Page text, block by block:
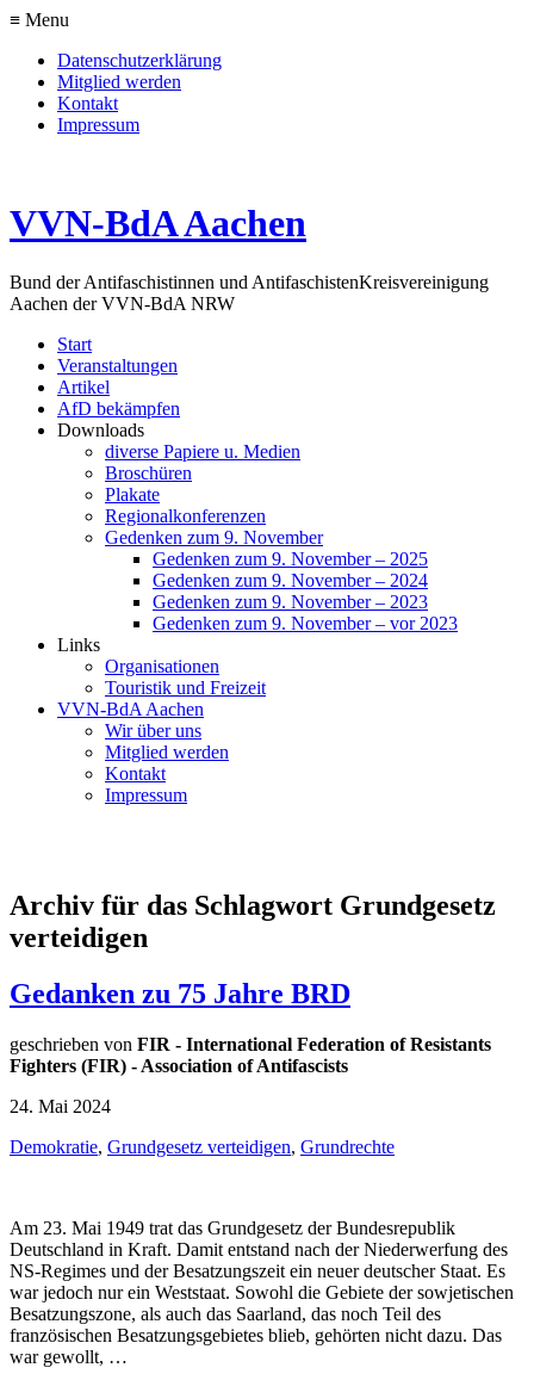
≡ Menu
Datenschutzerklärung
Mitglied werden
Kontakt
Impressum
VVN-BdA Aachen
Bund der Antifaschistinnen und AntifaschistenKreisvereinigung
Aachen der VVN-BdA NRW
Start
Veranstaltungen
Artikel
AfD bekämpfen
Downloads
diverse Papiere u. Medien
Broschüren
Plakate
Regionalkonferenzen
Gedenken zum 9. November
Gedenken zum 9. November – 2025
Gedenken zum 9. November – 2024
Gedenken zum 9. November – 2023
Gedenken zum 9. November – vor 2023
Links
Organisationen
Touristik und Freizeit
VVN-BdA Aachen
Wir über uns
Mitglied werden
Kontakt
Impressum
Archiv für das Schlagwort Grundgesetz
verteidigen
Gedanken zu 75 Jahre BRD
geschrieben von FIR - International Federation of Resistants
Fighters (FIR) - Association of Antifascists
24. Mai 2024
Demokratie, Grundgesetz verteidigen, Grundrechte
Am 23. Mai 1949 trat das Grundgesetz der Bundesrepublik
Deutschland in Kraft. Damit entstand nach der Niederwerfung des
NS-Regimes und der Besatzungszeit ein neuer deutscher Staat. Es
war jedoch nur ein Weststaat. Sowohl die Gebiete der sowjetischen
Besatzungszone, als auch das Saarland, das noch Teil des
französischen Besatzungsgebietes blieb, gehörten nicht dazu. Das
war gewollt, …